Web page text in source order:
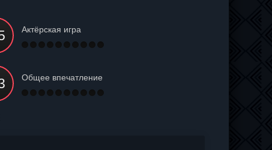
Актёрская игра
Общее впечатление